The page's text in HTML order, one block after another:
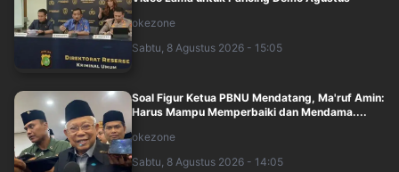
okezone
Sabtu, 8 Agustus 2026 - 15:05
Soal Figur Ketua PBNU Mendatang, Ma'ruf Amin:
Harus Mampu Memperbaiki dan Mendama....
okezone
Sabtu, 8 Agustus 2026 - 14:05